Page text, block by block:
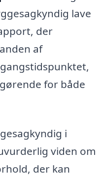
lave
der
af
for både
i
viden om
der kan